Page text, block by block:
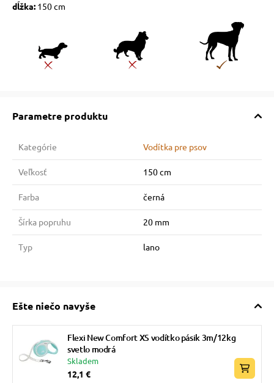
dĺžka:150 cm
Parametre produktu
Kategórie Vodítka pre psov
Veľkosť 150 cm
Farba černá
Šírka popruhu 20 mm
Typ lano
Ešte niečo navyše
Flexi New Comfort XS vodítko pásik 3m/12kg
svetlo modrá
Skladem
12,1 €